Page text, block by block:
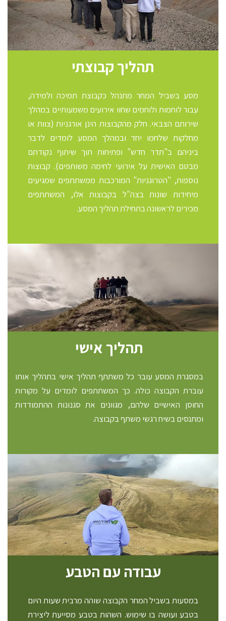
תהליך קבוצתי
מסע בשביל המחר מתנהל כקבוצת תמיכה ולמידה,
עבור לוחמות ולוחמים שחוו אירועים משמעותיים במהלך
שירותם הצבאי. חלק מהקבוצות הינן אורגניות (צוות או
מחלקות שלחמו יחד ובמהלך המסע לומדים לדבר
ביניהם ב"תדר חדש" ופתיחות תוך שיתוף נקודתם
מבטם האישית על אירועי לחימה משותפים). קבוצות
נוספות, "הטרוגניות" המורכבות ממשתתפים שמגיעים
מיחידות שונות בצה"ל בקבוצות אלו, המשתתפים
מכירים לראשונה בתחילתתהליך המסע.
תהליך אישי
במסגרת המסע עובר כל משתתף תהליך אישי בתהליך אותו
עוברת הקבוצה כולה. כך המשתתפים לומדים על מקורות
החוסן האישיים שלהם, מגוונים את סגנונות ההתמודדות
ומתנסים בשיח רגשי משתף בקבוצה.
עבודה עם הטבע
במסעות בשביל המחר הקבוצה שוההמרבית שעות היום
בטבע ועושה בו שימוש. השהות בטבע מסייעת ליצירת